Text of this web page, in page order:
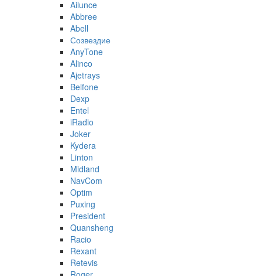
Ailunce
Abbree
Abell
Созвездие
AnyTone
Alinco
Ajetrays
Belfone
Dexp
Entel
iRadio
Joker
Kydera
Linton
Midland
NavCom
Optim
Puxing
President
Quansheng
Racio
Rexant
Retevis